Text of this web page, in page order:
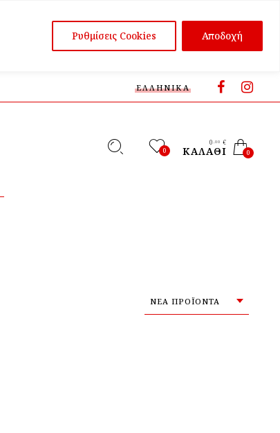
Ρυθμίσεις Cookies Αποδοχή
ΕΛΛΗΝΙΚΆ
0
0 ,00 €
ΚΑΛΆΘΙ 0
ΝΈΑ ΠΡΟΪΌΝΤΑ